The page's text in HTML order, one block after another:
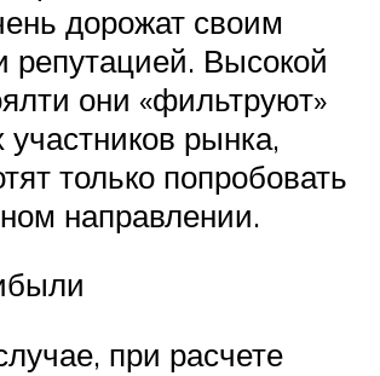
дорожат своим
Высокой
они «фильтруют»
рынка,
только попробовать
направлении.
при расчете